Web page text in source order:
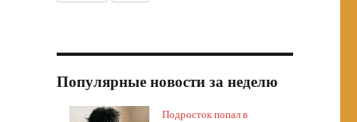
Популярные новости за неделю
Подросток попал в